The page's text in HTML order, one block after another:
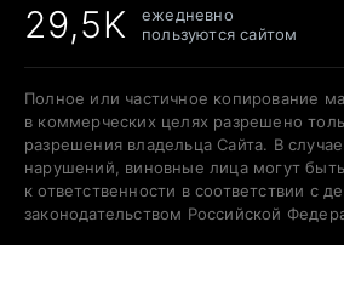
29,5K
ежедневно
пользуются сайтом
Полное или частичное копирование
в коммерческих целях разрешено
разрешения владельца Сайта. В
нарушений, виновные лица могут
к ответственности в соответствии с
законодательством Российской